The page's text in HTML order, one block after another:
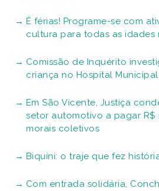
É férias! Programe-se com
cultura para todas as idades
Comissão de Inquérito
criança no Hospital Municipal
Em São Vicente, Justiça
setor automotivo a pagar R$
morais coletivos
Biquíni: o traje que fez
Com entrada solidária,